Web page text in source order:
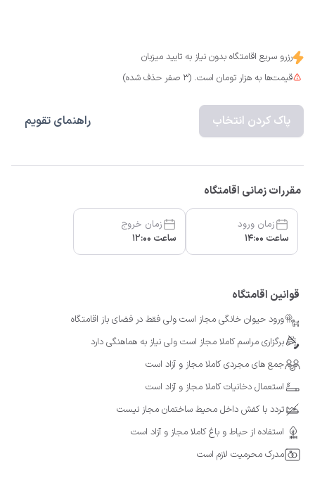
رزرو سریع اقامتگاه بدون نیاز به تایید میزبان
قیمت‌ها به هزار تومان است. (3 صفر حذف شده)
پاک کردن انتخاب راهنمای تقویم
مقررات زمانی اقامتگاه
زمان ورود
ساعت 14:00
زمان خروج
ساعت 12:00
قوانین اقامتگاه
ورود حیوان خانگی مجاز است ولی فقط در فضای باز اقامتگاه
برگزاری مراسم کاملا مجاز است ولی نیاز به هماهنگی دارد
جمع های مجردی کاملا مجاز و آزاد است
استعمال دخانیات کاملا مجاز و آزاد است
تردد با کفش داخل محیط ساختمان مجاز نیست
استفاده از حیاط و باغ کاملا مجاز و آزاد است
مدرک محرمیت لازم است